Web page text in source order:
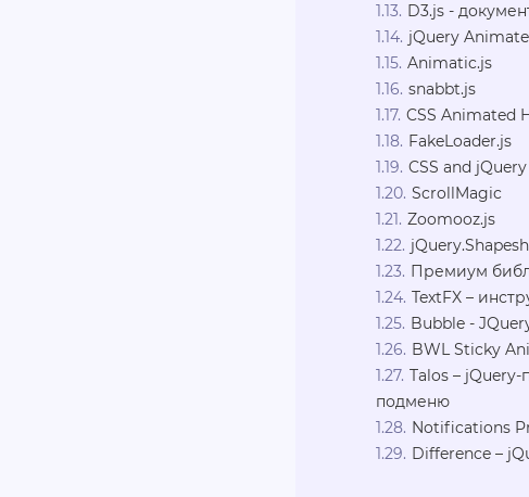
D3.js -
jQuery
Animatic.js
snabbt.js
CSS Animated
FakeLoader.js
CSS and
ScrollMagic
Zoomooz.js
Премиум
TextFX –
Bubble -
BWL Sticky
Talos –
подменю
Notifications
Difference –